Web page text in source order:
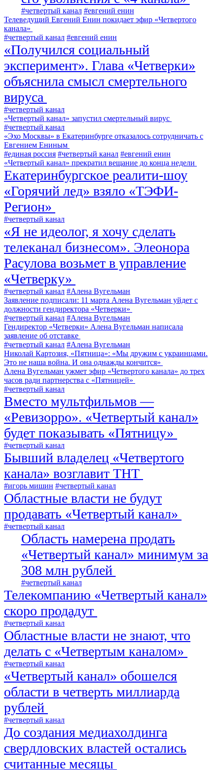
#четвертый канал #евгений енин
Телеведущий Евгений Енин покидает эфир «Четвертого
канала»
#четвертый канал #евгений енин
«Получился социальный
эксперимент». Глава «Четверки»
объяснила смысл смертельного
вируса
#четвертый канал
«Четвертый канал» запустил смертельный вирус
#четвертый канал
«Эхо Москвы» в Екатеринбурге отказалось сотрудничать с
Евгением Ениным
#единая россия #четвертый канал #евгений енин
«Четвертый канал» прекратил вещание до конца недели
Екатеринбургское реалити-шоу
«Горячий лед» взяло «ТЭФИ-
Регион»
#четвертый канал
«Я не идеолог, я хочу сделать
телеканал бизнесом». Элеонора
Расулова возьмет в управление
«Четверку»
#четвертый канал #Алена Вугельман
Заявление подписали: 11 марта Алена Вугельман уйдет с
должности гендиректора «Четверки»
#четвертый канал #Алена Вугельман
Гендиректор «Четверки» Алена Вугельман написала
заявление об отставке
#четвертый канал #Алена Вугельман
Николай Картозия, «Пятница»: «Мы дружим с украинцами.
Это не наша война. И она однажды кончится»
Алена Вугельман ужмет эфир «Четвертого канала» до трех
часов ради партнерства с «Пятницей»
#четвертый канал
Вместо мультфильмов —
«Ревизорро». «Четвертый канал»
будет показывать «Пятницу»
#четвертый канал
Бывший владелец «Четвертого
канала» возглавит ТНТ
#игорь мишин #четвертый канал
Областные власти не будут
продавать «Четвертый канал»
#четвертый канал
Область намерена продать
«Четвертый канал» минимум за
308 млн рублей
#четвертый канал
Телекомпанию «Четвертый канал»
скоро продадут
#четвертый канал
Областные власти не знают, что
делать с «Четвертым каналом»
#четвертый канал
«Четвертый канал» обошелся
области в четверть миллиарда
рублей
#четвертый канал
До создания медиахолдинга
свердловских властей остались
считанные месяцы